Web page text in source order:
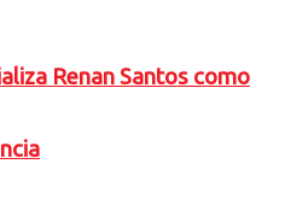
Renan Santos como